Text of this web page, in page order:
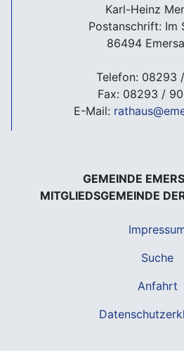
Karl-Heinz
Postanschrift: Im
86494
Telefon: 08293
Fax: 08293 /
E-Mail:
GEMEINDE
MITGLIEDSGEMEINDE
Suche
Anfahrt